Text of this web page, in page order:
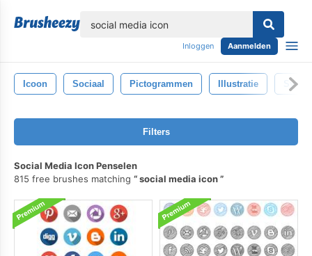
Inloggen Aanmelden
Icoon Sociaal Pictogrammen Illustratie
Filters
Social Media Icon Penselen
815 free brushes matching
social media icon